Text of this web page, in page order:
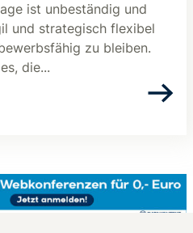
ist unbeständig und
und strategisch flexibel
zu bleiben.
die...